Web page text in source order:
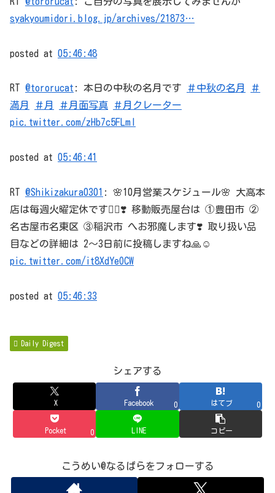
syakyoumidori.blog.jp/archives/21873…
posted at 05:46:48
RT @tororucat : 本日の中秋の名月です ＃中秋の名月
＃
満月
＃月 ＃月面写真
＃月クレーター
pic.twitter.com/zHb7c5FLmI
posted at 05:46:41
RT @Shikizakura0301 : 🌸10月営業スケジュール🌸 大高本
店は毎週火曜定休です🙇‍♀️❣️ 移動販売屋台は ①豊田市 ②
名古屋市名東区 ③稲沢市 へお邪魔します❣️ 取り扱い品
目などの詳細は 2〜3日前に投稿しますね🙏☺️
pic.twitter.com/it8XdYeOCW
posted at 05:46:33
Daily Digest
シェアする
X Facebook 0 はてブ 0
Pocket 0 LINE コピー
こうめい@なるぱらをフォローする